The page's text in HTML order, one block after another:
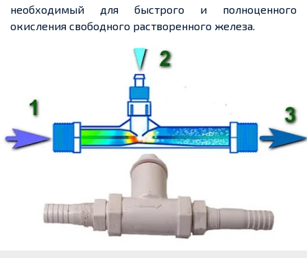
необходимый для быстрого и полноценного
окисления свободного растворенного железа.